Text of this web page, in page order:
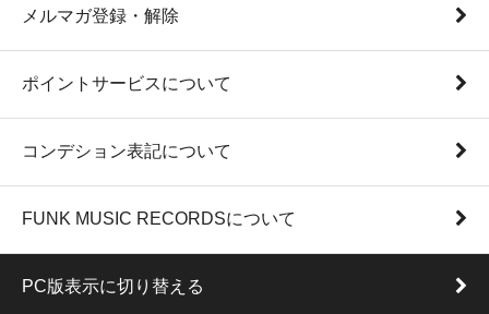
メルマガ登録・解除
ポイントサービスについて
コンデション表記について
FUNK MUSIC RECORDSについて
PC版表示に切り替える